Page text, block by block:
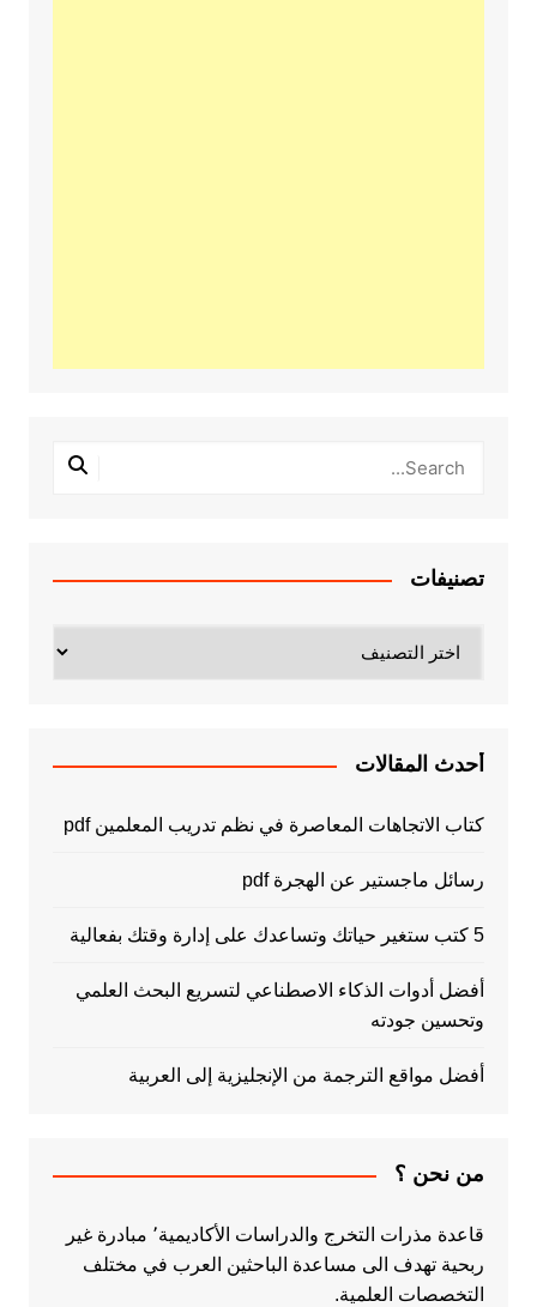
تصنيفات
أحدث المقالات
كتاب الاتجاهات المعاصرة في نظم تدريب المعلمين pdf
رسائل ماجستير عن الهجرة pdf
5 كتب ستغير حياتك وتساعدك على إدارة وقتك بفعالية
أفضل أدوات الذكاء الاصطناعي لتسريع البحث العلمي
وتحسين جودته
أفضل مواقع الترجمة من الإنجليزية إلى العربية
من نحن ؟
قاعدة مذرات التخرج والدراسات الأكاديمية٬ مبادرة غير
ربحية تهدف الى مساعدة الباحثين العرب في مختلف
التخصصات العلمية.